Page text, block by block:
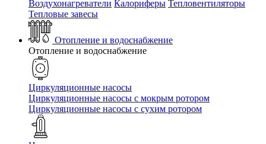
Воздухонагреватели Калориферы Тепловентиляторы
Тепловые завесы
Отопление и водоснабжение
Отопление и водоснабжение
Циркуляционные насосы
Циркуляционные насосы с мокрым ротором
Циркуляционные насосы с сухим ротором